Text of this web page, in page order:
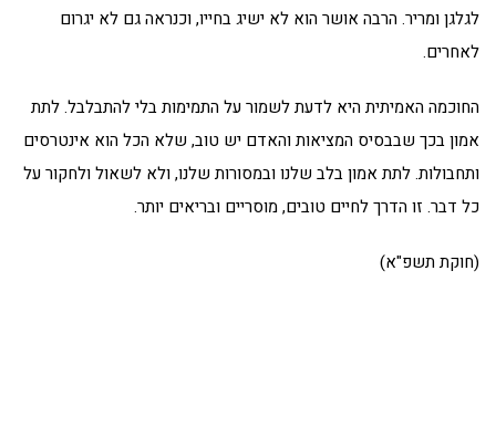
לגלגן ומריר. הרבה אושר הוא לא ישיג בחייו, וכנראה גם לא יגרום
לאחרים.
החוכמה האמיתית היא לדעת לשמור על התמימות בלי להתבלבל. לתת
אמון בכך שבבסיס המציאות והאדם יש טוב, שלא הכל הוא אינטרסים
ותחבולות. לתת אמון בלב שלנו ובמסורות שלנו, ולא לשאול ולחקור על
כל דבר. זו הדרך לחיים טובים, מוסריים ובריאים יותר.
(חוקת תשפ"א)